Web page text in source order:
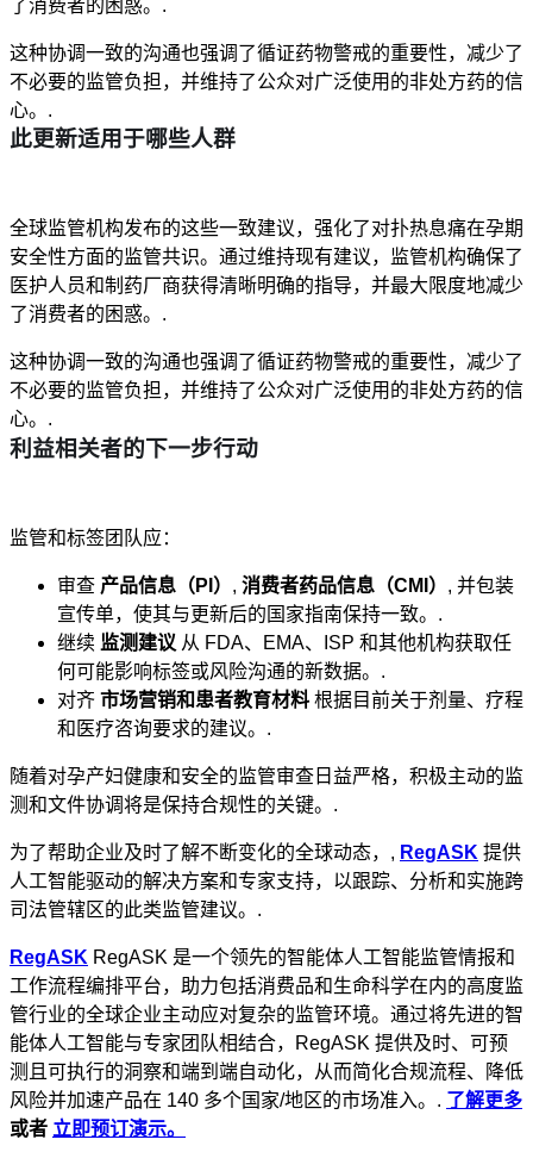
了消费者的困惑。.
这种协调一致的沟通也强调了循证药物警戒的重要性，减少了
不必要的监管负担，并维持了公众对广泛使用的非处方药的信
心。.
此更新适用于哪些人群
全球监管机构发布的这些一致建议，强化了对扑热息痛在孕期
安全性方面的监管共识。通过维持现有建议，监管机构确保了
医护人员和制药厂商获得清晰明确的指导，并最大限度地减少
了消费者的困惑。.
这种协调一致的沟通也强调了循证药物警戒的重要性，减少了
不必要的监管负担，并维持了公众对广泛使用的非处方药的信
心。.
利益相关者的下一步行动
监管和标签团队应：
审查 产品信息（PI） , 消费者药品信息（CMI） , 并包装
宣传单，使其与更新后的国家指南保持一致。.
继续 监测建议 从 FDA、EMA、ISP 和其他机构获取任
何可能影响标签或风险沟通的新数据。.
对齐 市场营销和患者教育材料 根据目前关于剂量、疗程
和医疗咨询要求的建议。.
随着对孕产妇健康和安全的监管审查日益严格，积极主动的监
测和文件协调将是保持合规性的关键。.
为了帮助企业及时了解不断变化的全球动态，, RegASK 提供
人工智能驱动的解决方案和专家支持，以跟踪、分析和实施跨
司法管辖区的此类监管建议。.
RegASK RegASK 是一个领先的智能体人工智能监管情报和
工作流程编排平台，助力包括消费品和生命科学在内的高度监
管行业的全球企业主动应对复杂的监管环境。通过将先进的智
能体人工智能与专家团队相结合，RegASK 提供及时、可预
测且可执行的洞察和端到端自动化，从而简化合规流程、降低
风险并加速产品在 140 多个国家/地区的市场准入。. 了解更多
或者 立即预订演示。